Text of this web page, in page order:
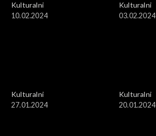
Kulturalni
10.02.2024
Kulturalni
03.02.2024
Kulturalni
27.01.2024
Kulturalni
20.01.2024